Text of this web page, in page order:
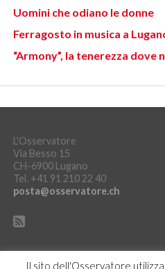
Uomini che odiano le donne
Ferragosto in musica a
“Armony”, la tenerezza dove
L'Osservatore
Via Besso 15
CH-6900 Lugano
Tel. +41 91 210 22 40
posta@osservatore.ch
Il sito dell'Osservatore